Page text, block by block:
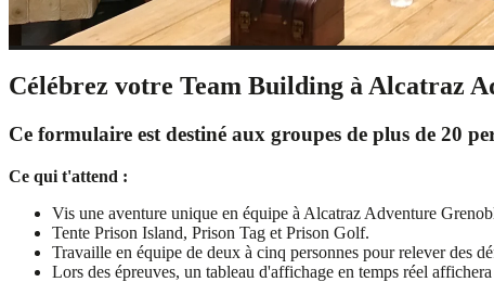
Célébrez votre Team Building à Alcatraz
Ce formulaire est destiné aux groupes de plus de 20
Ce qui t'attend :
Vis une aventure unique en équipe à Alcatraz Adventure
Tente Prison Island, Prison Tag et Prison Golf.
Travaille en équipe de deux à cinq personnes pour relever des
Lors des épreuves, un tableau d'affichage en temps réel